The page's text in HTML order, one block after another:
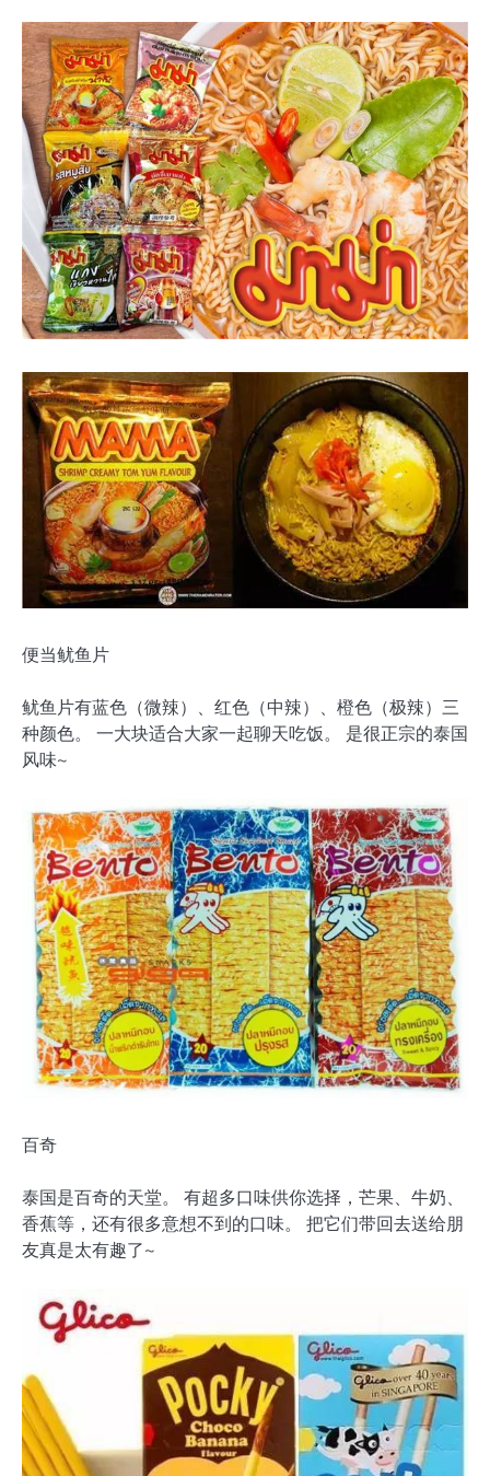
便当鱿鱼片
鱿鱼片有蓝色（微辣）、红色（中辣）、橙色（极辣）三
种颜色。 一大块适合大家一起聊天吃饭。 是很正宗的泰国
风味~
百奇
泰国是百奇的天堂。 有超多口味供你选择，芒果、牛奶、
香蕉等，还有很多意想不到的口味。 把它们带回去送给朋
友真是太有趣了~